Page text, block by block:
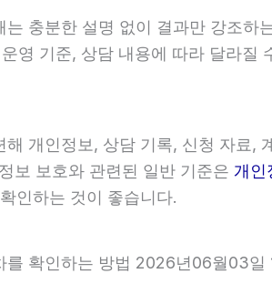
는 충분한 설명 없이 결과만 강조
영 기준, 상담 내용에 따라 달라질
해 개인정보, 상담 기록, 신청 자료,
보 보호와 관련된 일반 기준은 개인
인하는 것이 좋습니다.
를 확인하는 방법 2026년06월03일